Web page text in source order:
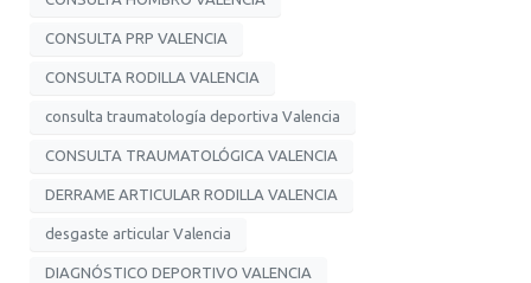
CONSULTA PRP VALENCIA
CONSULTA RODILLA VALENCIA
consulta traumatología deportiva Valencia
CONSULTA TRAUMATOLÓGICA VALENCIA
DERRAME ARTICULAR RODILLA VALENCIA
desgaste articular Valencia
DIAGNÓSTICO DEPORTIVO VALENCIA